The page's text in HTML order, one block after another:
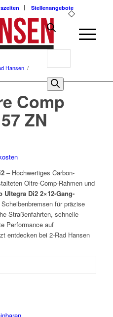
Stellenangebote
0
Hansen /
Comp
ZN
– Hochwertiges Carbon-
Oltre-Comp-Rahmen und
Ultegra Di2 2×12-Gang-
für präzise
Straßenfahrten, schnelle
Performance auf
entdecken bei 2-Rad Hansen